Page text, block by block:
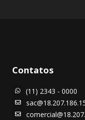
Contatos
 (11) 2343 - 0000

